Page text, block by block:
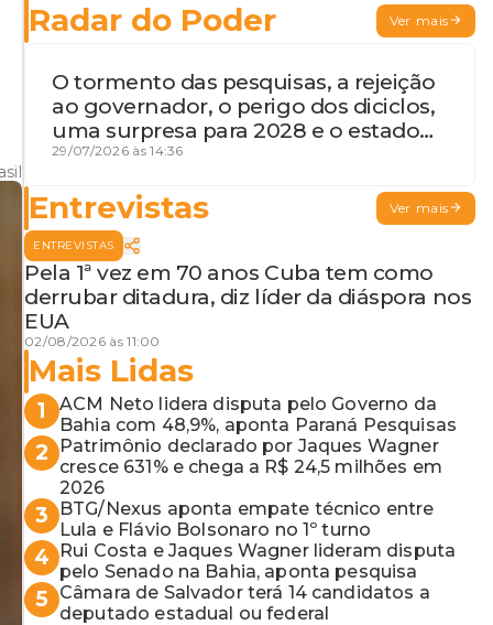
Radar do Poder Ver mais
O tormento das pesquisas, a rejeição
ao governador, o perigo dos diciclos,
uma surpresa para 2028 e o estado
de terceira guerra mundial
29/07/2026 às 14:36
Entrevistas Ver mais
ENTREVISTAS
Pela 1ª vez em 70 anos Cuba tem como
derrubar ditadura, diz líder da diáspora nos
EUA
02/08/2026 às 11:00
Mais Lidas
1
ACM Neto lidera disputa pelo Governo da
Bahia com 48,9%, aponta Paraná Pesquisas
2
Patrimônio declarado por Jaques Wagner
cresce 631% e chega a R$ 24,5 milhões em
2026
3
BTG/Nexus aponta empate técnico entre
Lula e Flávio Bolsonaro no 1º turno
4
Rui Costa e Jaques Wagner lideram disputa
pelo Senado na Bahia, aponta pesquisa
5
Câmara de Salvador terá 14 candidatos a
deputado estadual ou federal